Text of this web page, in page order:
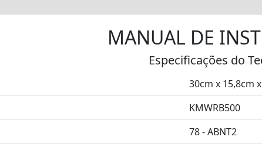
MANUAL DE
Especificações do
30cm x 15,8cm
KMWRB500
78 - ABNT2